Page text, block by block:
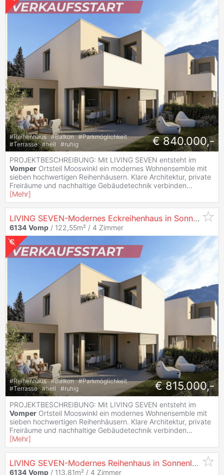
#Reihenhaus #Balkon #Parkmöglichkeit
#Terrasse #hell #ruhig € 840.000,-
PROJEKTBESCHREIBUNG: Mit LIVING SEVEN entsteht im
Vomper Ortsteil Mooswinkl ein modernes Wohnensemble mit
sieben hochwertigen Reihenhäusern. Klare Architektur, private
Freiräume und nachhaltige Gebäudetechnik verbinden...
[Mehr]
LIVING SEVEN-Modernes Eckreihenhaus in Sonnenlage von
6134 Vomp / 122,55m² / 4 Zimmer
#Reihenhaus #Balkon #Parkmöglichkeit
#Terrasse #hell #ruhig € 815.000,-
PROJEKTBESCHREIBUNG: Mit LIVING SEVEN entsteht im
Vomper Ortsteil Mooswinkl ein modernes Wohnensemble mit
sieben hochwertigen Reihenhäusern. Klare Architektur, private
Freiräume und nachhaltige Gebäudetechnik verbinden...
[Mehr]
LIVING SEVEN-Modernes Reihenhaus in Sonnenlage von
6134 Vomp / 113,81m² / 4 Zimmer